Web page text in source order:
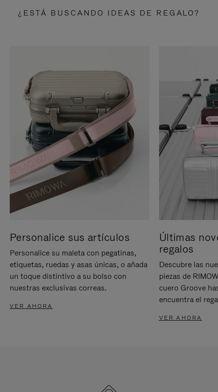
¿ESTÁ BUSCANDO IDEAS DE REGALO?
Personalice sus artículos
Personalice su maleta con pegatinas,
etiquetas, ruedas y asas únicas, o añada
un toque distintivo a su bolso con
nuestras exclusivas correas.
VER AHORA
Últimas
regalos
Descubre las
piezas de
cuero Groove
encuentra el
VER AHORA